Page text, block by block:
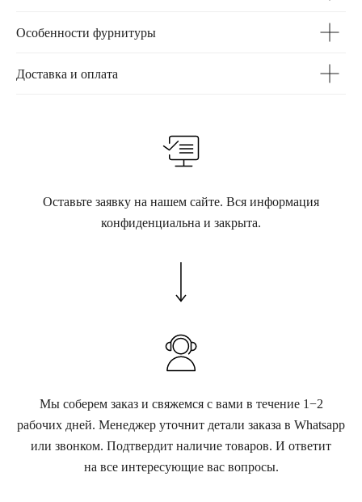
Особенности фурнитуры
Доставка и оплата
Оставьте заявку на нашем сайте. Вся информация
конфиденциальна и закрыта.
Мы соберем заказ и свяжемся с вами в течение 1−2
рабочих дней. Менеджер уточнит детали заказа в Whatsapp
или звонком. Подтвердит наличие товаров. И ответит
на все интересующие вас вопросы.